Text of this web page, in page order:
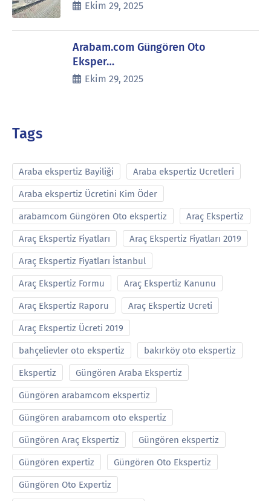
Ekim 29, 2025
Arabam.com Güngören Oto
Eksper…
Ekim 29, 2025
Tags
Araba ekspertiz Bayiliği Araba ekspertiz Ucretleri
Araba ekspertiz Ücretini Kim Öder
arabamcom Güngören Oto ekspertiz Araç Ekspertiz
Araç Ekspertiz Fiyatları Araç Ekspertiz Fiyatları 2019
Araç Ekspertiz Fiyatları İstanbul
Araç Ekspertiz Formu Araç Ekspertiz Kanunu
Araç Ekspertiz Raporu Araç Ekspertiz Ucreti
Araç Ekspertiz Ücreti 2019
bahçelievler oto ekspertiz bakırköy oto ekspertiz
Ekspertiz Güngören Araba Ekspertiz
Güngören arabamcom ekspertiz
Güngören arabamcom oto ekspertiz
Güngören Araç Ekspertiz Güngören ekspertiz
Güngören expertiz Güngören Oto Ekspertiz
Güngören Oto Expertiz